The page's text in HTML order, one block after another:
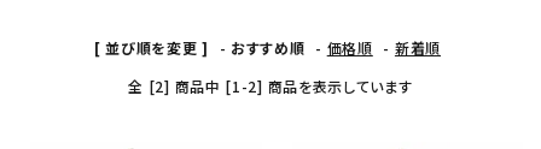
[ 並び順を変更 ] - おすすめ順 - 価格順 - 新着順
全 [2] 商品中 [1-2] 商品を表示しています